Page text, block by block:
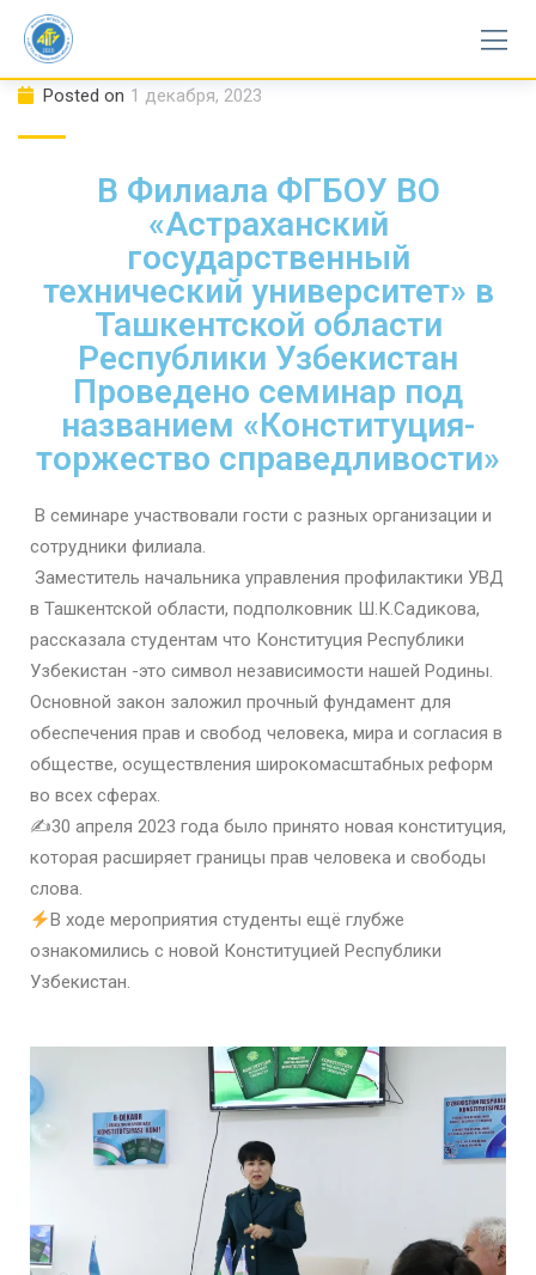
Posted on 1 декабря, 2023
В Филиала ФГБОУ ВО
«Астраханский
государственный
технический университет» в
Ташкентской области
Республики Узбекистан
Проведено семинар под
названием «Конституция-
торжество справедливости»
В семинаре участвовали гости с разных организации и
сотрудники филиала.
Заместитель начальника управления профилактики УВД
в Ташкентской области, подполковник Ш.К.Садикова,
рассказала студентам что Конституция Республики
Узбекистан -это символ независимости нашей Родины.
Основной закон заложил прочный фундамент для
обеспечения прав и свобод человека, мира и согласия в
обществе, осуществления широкомасштабных реформ
во всех сферах.
✍️30 апреля 2023 года было принято новая конституция,
которая расширяет границы прав человека и свободы
слова.
В ходе мероприятия студенты ещё глубже
ознакомились с новой Конституцией Республики
Узбекистан.